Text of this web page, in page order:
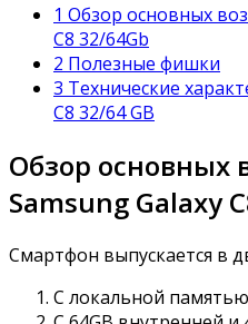
1 Обзор основных
C8 32/64Gb
2 Полезные фишки
3 Технические
C8 32/64 GB
Обзор основных
Samsung Galaxy
Смартфон выпускается в
С локальной